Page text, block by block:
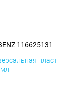
116625131